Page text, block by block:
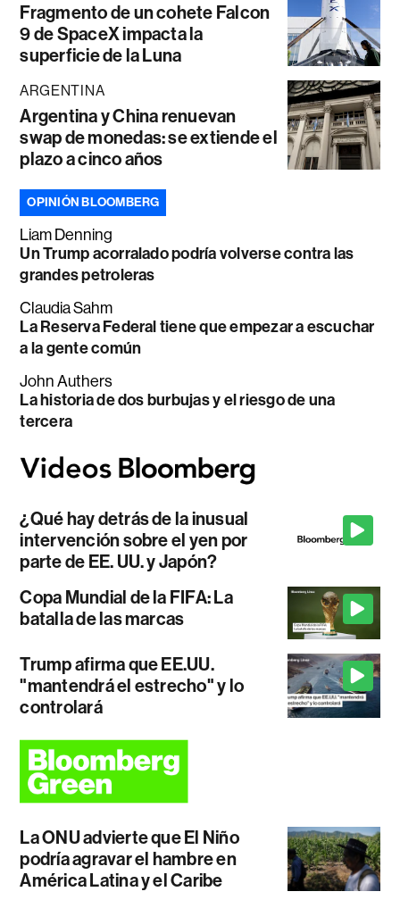
Fragmento de un cohete Falcon
9 de SpaceX impacta la
superficie de la Luna
ARGENTINA
Argentina y China renuevan
swap de monedas: se extiende el
plazo a cinco años
OPINIÓN BLOOMBERG
Liam Denning
Un Trump acorralado podría volverse contra las
grandes petroleras
Claudia Sahm
La Reserva Federal tiene que empezar a escuchar
a la gente común
John Authers
La historia de dos burbujas y el riesgo de una
tercera
¿Qué hay detrás de la inusual
intervención sobre el yen por
parte de EE. UU. y Japón?
Copa Mundial de la FIFA: La
batalla de las marcas
Trump afirma que EE.UU.
"mantendrá el estrecho" y lo
controlará
La ONU advierte que El Niño
podría agravar el hambre en
América Latina y el Caribe